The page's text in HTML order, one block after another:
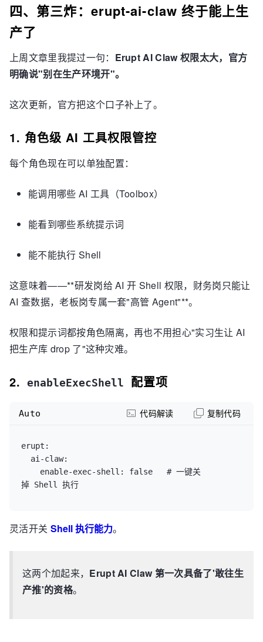
四、第三炸：erupt-ai-claw 终于能上生
产了
上周文章里我提过一句： Erupt AI Claw 权限太大，官方
明确说"别在生产环境开"。
这次更新，官方把这个口子补上了。
1. 角色级 AI 工具权限管控
每个角色现在可以单独配置：
能调用哪些 AI 工具（Toolbox）
能看到哪些系统提示词
能不能执行 Shell
这意味着——**研发岗给 AI 开 Shell 权限，财务岗只能让
AI 查数据，老板岗专属一套"高管 Agent"**。
权限和提示词都按角色隔离，再也不用担心"实习生让 AI
把生产库 drop 了"这种灾难。
2. enableExecShell 配置项
erupt:
ai-claw:
enable-exec-shell: false   # 一键关
Auto 代码解读 复制代码
灵活开关 Shell 执行能力。
这两个加起来， Erupt AI Claw 第一次具备了'敢往生
产推'的资格。